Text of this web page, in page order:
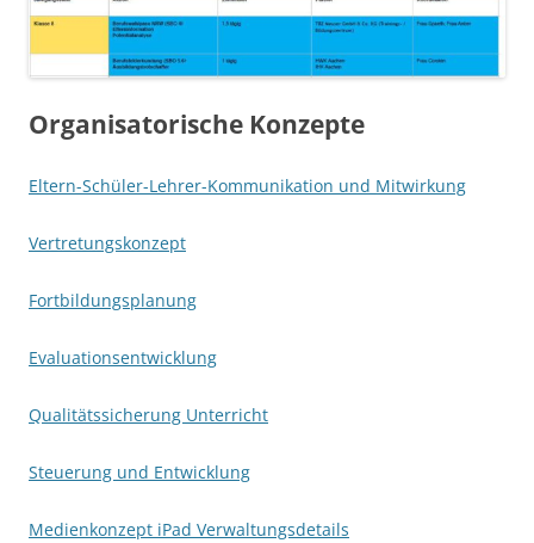
Organisatorische Konzepte
Eltern-Schüler-Lehrer-Kommunikation und Mitwirkung
Vertretungskonzept
Fortbildungsplanung
Evaluationsentwicklung
Qualitätssicherung Unterricht
Steuerung und Entwicklung
Medienkonzept iPad Verwaltungsdetails